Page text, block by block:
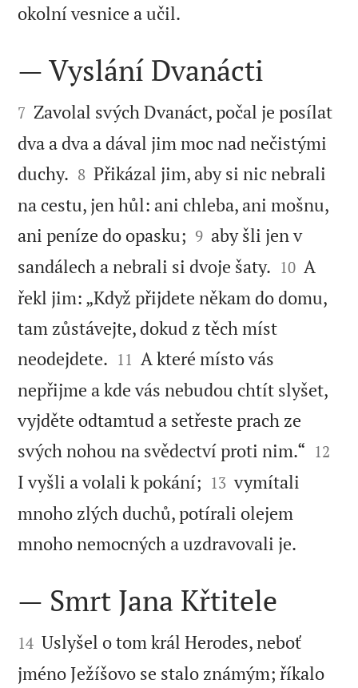
okolní vesnice a učil.

— Vyslání Dvanácti

7 Zavolal svých Dvanáct, počal je posílat
dva a dva a dával jim moc nad nečistými
duchy. 

8 Přikázal jim, aby si nic nebrali
na cestu, jen hůl: ani chleba, ani mošnu,
ani peníze do opasku; 

9 aby šli jen v
sandálech a nebrali si dvoje šaty. 

10 A
řekl jim: „Když přijdete někam do domu,
tam zůstávejte, dokud z těch míst
neodejdete. 

11 A které místo vás
nepřijme a kde vás nebudou chtít slyšet,
vyjděte odtamtud a setřeste prach ze
svých nohou na svědectví proti nim.“ 

12
I vyšli a volali k pokání; 

13 vymítali
mnoho zlých duchů, potírali olejem
mnoho nemocných a uzdravovali je.

— Smrt Jana Křtitele

14 Uslyšel o tom král Herodes, neboť
jméno Ježíšovo se stalo známým; říkalo